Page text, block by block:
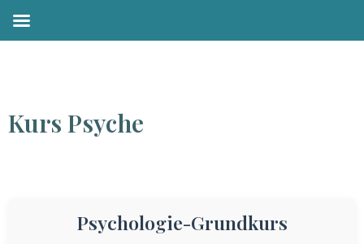
Zum
Kurs Psyche
Psychologie-Grundkurs